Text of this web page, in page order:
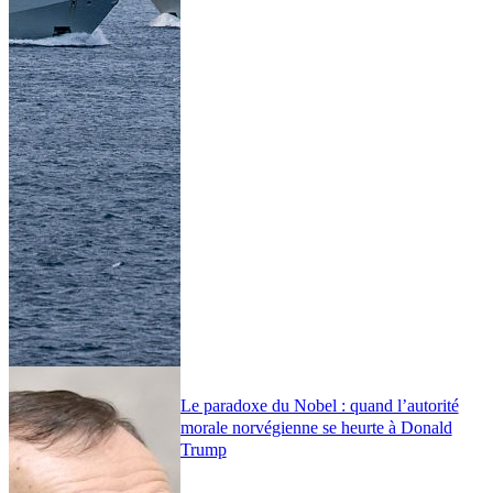
Le paradoxe du Nobel : quand l’autorité
morale norvégienne se heurte à Donald
Trump